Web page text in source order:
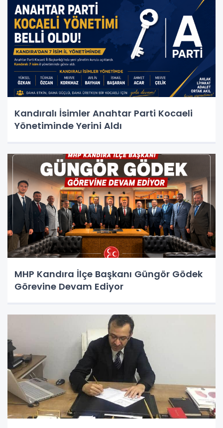
Kandıralı İsimler Anahtar Parti Kocaeli
Yönetiminde Yerini Aldı
MHP Kandıra İlçe Başkanı Güngör Gödek
Görevine Devam Ediyor